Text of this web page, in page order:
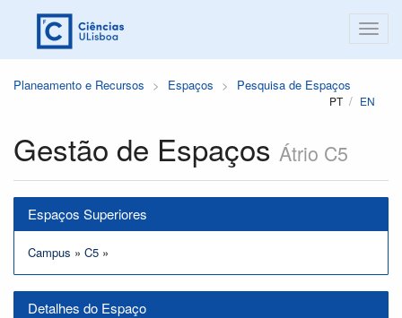
Planeamento e Recursos Espaços Pesquisa de Espaços
PT EN
Gestão de Espaços Átrio C5
Espaços Superiores
Campus » C5 »
Detalhes do Espaço